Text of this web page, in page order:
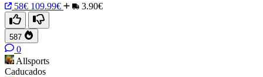
58€ 109.99€ 3.90€
587
0
Allsports
Caducados